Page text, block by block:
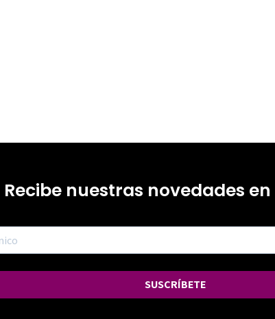
Recibe nuestras novedades
SUSCRÍBETE